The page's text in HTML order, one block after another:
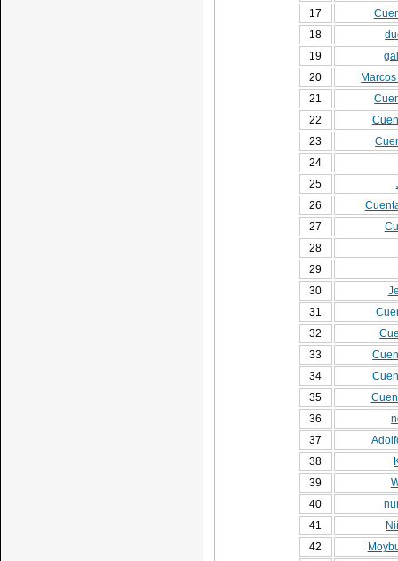
17
18
19
20
21
22
23
24
25
26
27
28
29
30
31
32
33
34
35
36
37
38
39
40
41
42